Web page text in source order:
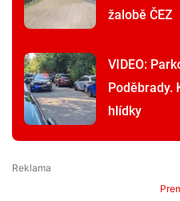
žalobě ČEZ
VIDEO:
Poděbrady.
hlídky